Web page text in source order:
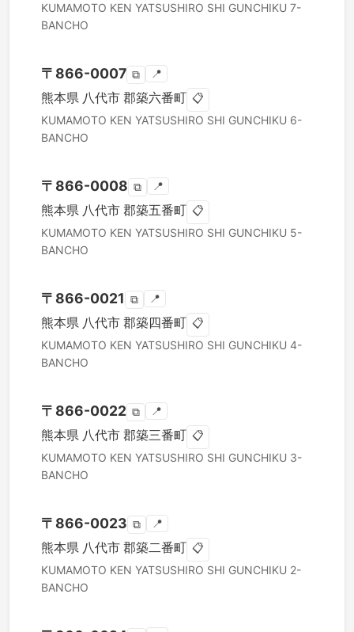
KUMAMOTO KEN YATSUSHIRO SHI GUNCHIKU 7-
BANCHO
〒 866-0007 ⧉ 📍
熊本県 八代市 郡築六番町 📋
KUMAMOTO KEN YATSUSHIRO SHI GUNCHIKU 6-
BANCHO
〒 866-0008 ⧉ 📍
熊本県 八代市 郡築五番町 📋
KUMAMOTO KEN YATSUSHIRO SHI GUNCHIKU 5-
BANCHO
〒 866-0021 ⧉ 📍
熊本県 八代市 郡築四番町 📋
KUMAMOTO KEN YATSUSHIRO SHI GUNCHIKU 4-
BANCHO
〒 866-0022 ⧉ 📍
熊本県 八代市 郡築三番町 📋
KUMAMOTO KEN YATSUSHIRO SHI GUNCHIKU 3-
BANCHO
〒 866-0023 ⧉ 📍
熊本県 八代市 郡築二番町 📋
KUMAMOTO KEN YATSUSHIRO SHI GUNCHIKU 2-
BANCHO